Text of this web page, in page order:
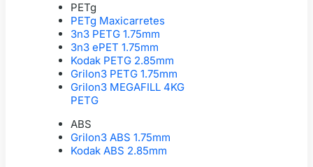
PETg
PETg Maxicarretes
3n3 PETG 1.75mm
3n3 ePET 1.75mm
Kodak PETG 2.85mm
Grilon3 PETG 1.75mm
Grilon3 MEGAFILL 4KG
PETG
ABS
Grilon3 ABS 1.75mm
Kodak ABS 2.85mm